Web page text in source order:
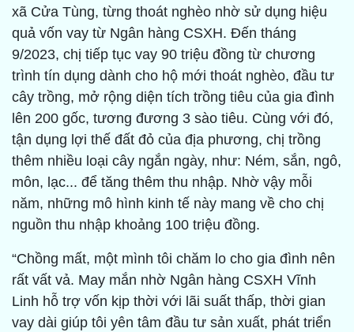
xã Cửa Tùng, từng thoát nghèo nhờ sử dụng hiệu
quả vốn vay từ Ngân hàng CSXH. Đến tháng
9/2023, chị tiếp tục vay 90 triệu đồng từ chương
trình tín dụng dành cho hộ mới thoát nghèo, đầu tư
cây trồng, mở rộng diện tích trồng tiêu của gia đình
lên 200 gốc, tương đương 3 sào tiêu. Cùng với đó,
tận dụng lợi thế đất đỏ của địa phương, chị trồng
thêm nhiều loại cây ngắn ngày, như: Ném, sắn, ngô,
môn, lạc... để tăng thêm thu nhập. Nhờ vậy mỗi
năm, những mô hình kinh tế này mang về cho chị
nguồn thu nhập khoảng 100 triệu đồng.
“Chồng mất, một mình tôi chăm lo cho gia đình nên
rất vất vả. May mắn nhờ Ngân hàng CSXH Vĩnh
Linh hỗ trợ vốn kịp thời với lãi suất thấp, thời gian
vay dài giúp tôi yên tâm đầu tư sản xuất, phát triển